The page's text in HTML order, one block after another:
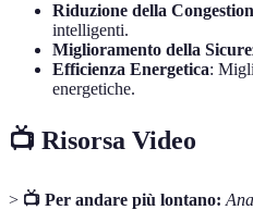
Riduzione della
intelligenti.
Miglioramento della
Efficienza Energetica:
energetiche.
📺 Risorsa Video
> 📺 Per andare più lontano: